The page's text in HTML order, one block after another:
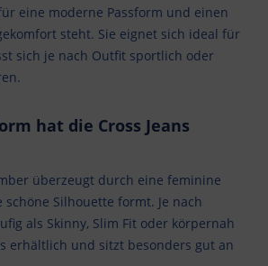
eine moderne Passform und einen
steht. Sie eignet sich ideal für
sich je nach Outfit sportlich oder
hat die Cross Jeans
überzeugt durch eine feminine
schöne Silhouette formt. Je nach
als Skinny, Slim Fit oder körpernah
erhältlich und sitzt besonders gut an